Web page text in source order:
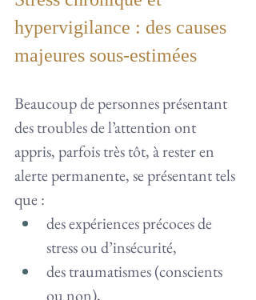
hypervigilance : des causes
majeures sous-estimées
Beaucoup de personnes présentant
des troubles de l’attention ont
appris, parfois très tôt, à rester en
alerte permanente, se présentant tels
que :
des expériences précoces de
stress ou d’insécurité,
des traumatismes (conscients
ou non),